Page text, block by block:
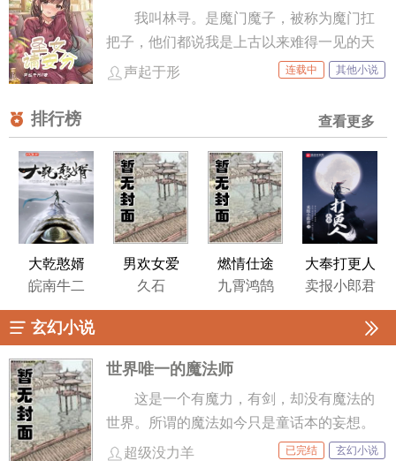
河砍成了两段，小拳拳一锤打爆了太阳，让
世界坠入黑暗…… 原来，你已经无敌了！！
标—— 夏川幸多少觉得吧，自己有点倒
霉。 被困在一个迷之恋爱游戏里出不去
一个的难缠。 【A.彭格列未来十代目首
我叫林寻。是魔门魔子，被称为魔门扛
把子，他们都说我是上古以来难得一见的天
才。 不过……我不想干了。至于理由......先不
声起于形 连载中 其他小说
排行榜 查看更多
大乾憨婿
皖南牛二
男欢女爱
久石
燃情仕途
九霄鸿鹄
大奉打更人
卖报小郎君
玄幻小说
世界唯一的魔法师
这是一个有魔力，有剑，却没有魔法的
世界。所谓的魔法如今只是童话本的妄想。
但我却 ...
超级没力羊 已完结 玄幻小说